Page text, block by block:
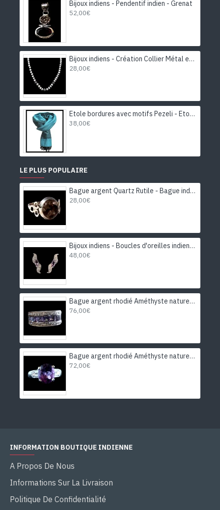
Bijoux indiens - Pendentif indien - Grenat
52,00€
Bijoux indiens - Création Collier Métal et Pierre de Lune
28,00€
Etole bordures avec motifs Pezeli - Etole indienne
38,00€
LE PLUS POPULAIRE
Bague argent Quartz Rutile - Bague indienne - Bijoux indiens
28,00€
Bijoux indiens - Boucles d'oreilles indiennes rhodiées Améthyste
48,00€
Bague argent rhodié Améthyste naturelle
76,00€
Bague argent rhodié Améthyste naturelle
72,00€
INFORMATION BOUTIQUE INDIENNE
A Propos De Nous
Informations Sur La Livraison
Politique De Confidentialité